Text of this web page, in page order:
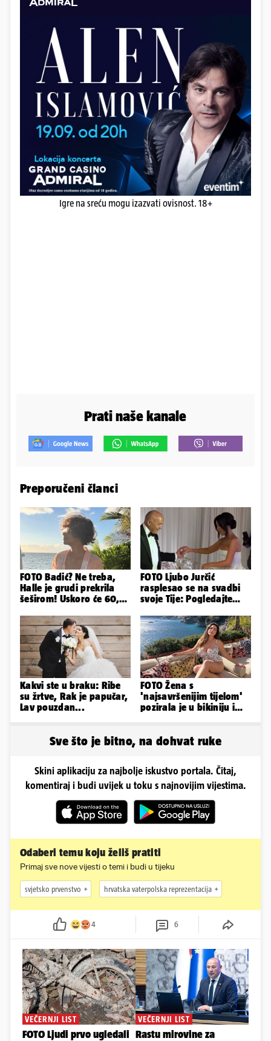
Igre na sreću mogu izazvati ovisnost. 18+
Prati naše kanale
Preporučeni članci
FOTO Badić? Ne treba,
Halle je grudi prekrila
šeširom! Uskoro će 60,
FOTO Ljubo Jurčić
rasplesao se na svadbi
svoje Tije: Pogledajte
vjenčanje...
Kakvi ste u braku: Ribe
su žrtve, Rak je papučar,
Lav pouzdan...
FOTO Žena s
'najsavršenijim tijelom'
pozirala je u bikiniju i
Sve što je bitno, na dohvat ruke
Skini aplikaciju za najbolje iskustvo portala. Čitaj,
komentiraj i budi uvijek u toku s najnovijim vijestima.
Odaberi temu koju želiš pratiti
Primaj sve nove vijesti o temi i budi u tijeku
svjetsko prvenstvo hrvatska vaterpolska reprezentacija
4 6